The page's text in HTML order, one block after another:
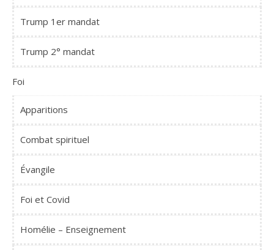
Trump 1er mandat
Trump 2° mandat
Foi
Apparitions
Combat spirituel
Évangile
Foi et Covid
Homélie – Enseignement